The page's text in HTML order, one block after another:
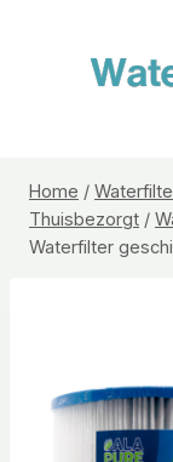
Home /
Thuisbezorgt /
Waterfilter